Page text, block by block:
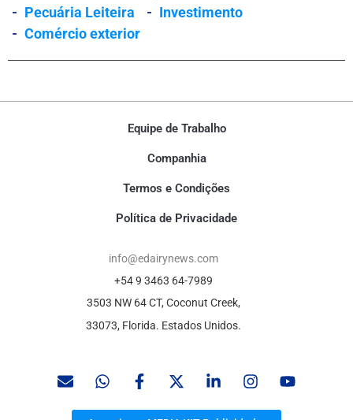
- Pecuária Leiteira - Investimento
- Comércio exterior
Equipe de Trabalho
Companhia
Termos e Condições
Política de Privacidade
info@edairynews.com
+54 9 3463 64-7989
3503 NW 64 CT, Coconut Creek,
33073, Florida. Estados Unidos.